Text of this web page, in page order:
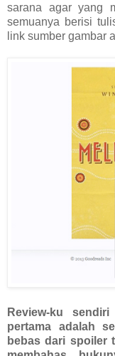
sarana agar yang
semuanya berisi
link sumber gambar
Review-ku
pertama adalah
bebas dari spoiler